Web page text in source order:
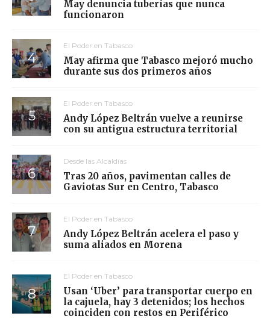
May denuncia tuberías que nunca
funcionaron
El Poder en Tabasco
May afirma que Tabasco mejoró mucho
durante sus dos primeros años
El Poder en Tabasco
Andy López Beltrán vuelve a reunirse
con su antigua estructura territorial
Desde las Alcaldías
Tras 20 años, pavimentan calles de
Gaviotas Sur en Centro, Tabasco
El Poder en Tabasco
Andy López Beltrán acelera el paso y
suma aliados en Morena
El Poder en Tabasco
Usan ‘Uber’ para transportar cuerpo en
la cajuela, hay 3 detenidos; los hechos
coinciden con restos en Periférico